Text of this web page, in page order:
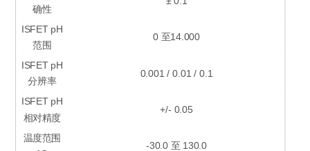
确性
ISFET pH
范围
0 至14.000
ISFET pH
分辨率
0.001 / 0.01 / 0.1
ISFET pH
相对精度
+/- 0.05
温度范围
-30.0 至 130.0